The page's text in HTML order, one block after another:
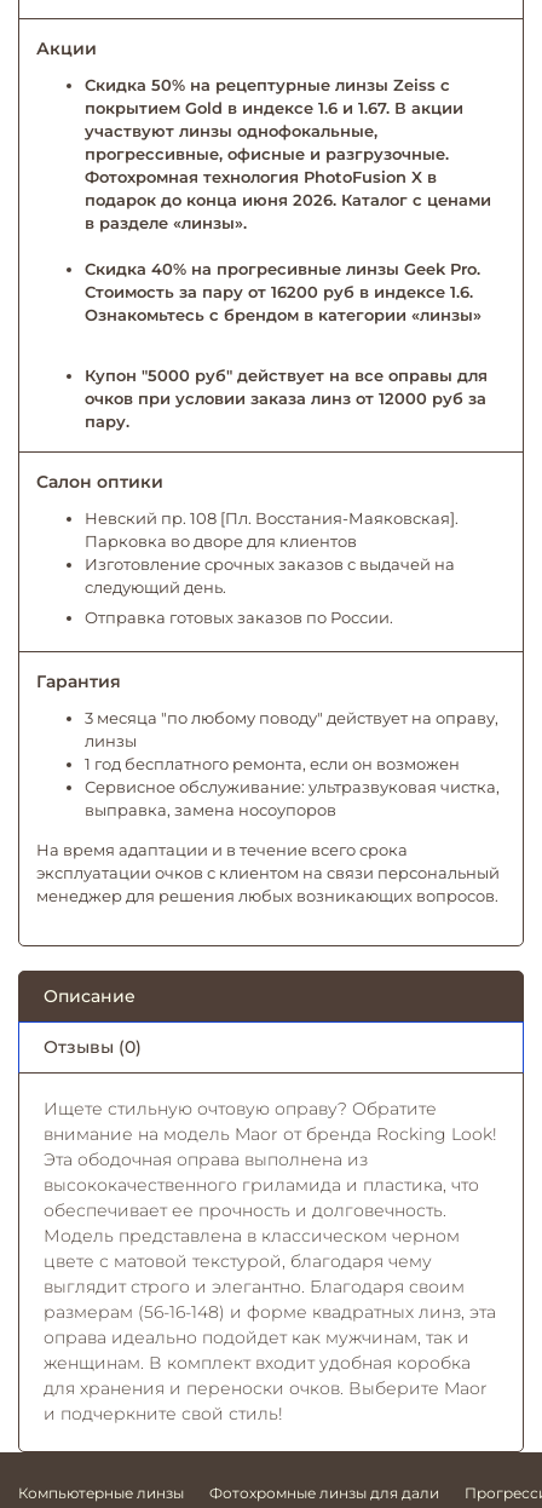
Акции
Скидка 50% на рецептурные линзы Zeiss с
покрытием Gold в индексе 1.6 и 1.67. В акции
участвуют линзы однофокальные,
прогрессивные, офисные и разгрузочные.
Фотохромная технология PhotoFusion X в
подарок до конца июня 2026. Каталог с ценами
в разделе «линзы».
Скидка 40% на прогресивные линзы Geek Pro.
Стоимость за пару от 16200 руб в индексе 1.6.
Ознакомьтесь с брендом в категории «линзы»
Купон "5000 руб" действует на все оправы для
очков при условии заказа линз от 12000 руб за
пару.
Салон оптики
Невский пр. 108 [Пл. Восстания-Маяковская].
Парковка во дворе для клиентов
Изготовление срочных заказов с выдачей на
следующий день.
Отправка готовых заказов по России.
Гарантия
3 месяца "по любому поводу" действует на оправу,
линзы
1 год бесплатного ремонта, если он возможен
Сервисное обслуживание: ультразвуковая чистка,
выправка, замена носоупоров
На время адаптации и в течение всего срока
эксплуатации очков с клиентом на связи персональный
менеджер для решения любых возникающих вопросов.
Описание
Отзывы (0)
Ищете стильную очтовую оправу? Обратите
внимание на модель Maor от бренда Rocking Look!
Эта ободочная оправа выполнена из
высококачественного гриламида и пластика, что
обеспечивает ее прочность и долговечность.
Модель представлена в классическом черном
цвете с матовой текстурой, благодаря чему
выглядит строго и элегантно. Благодаря своим
размерам (56-16-148) и форме квадратных линз, эта
оправа идеально подойдет как мужчинам, так и
женщинам. В комплект входит удобная коробка
для хранения и переноски очков. Выберите Maor
и подчеркните свой стиль!
Компьютерные линзы Фотохромные линзы для дали